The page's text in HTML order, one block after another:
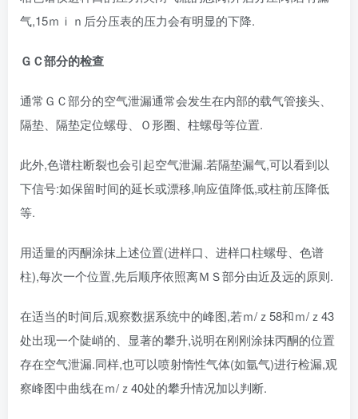
气,15ｍｉｎ后分压表的压力会有明显的下降.
ＧＣ部分的检查
通常ＧＣ部分的空气泄漏通常会发生在内部的载气管接头、
隔垫、隔垫定位螺母、Ｏ形圈、柱螺母等位置.
此外,色谱柱断裂也会引起空气泄漏.若隔垫漏气,可以看到以
下信号:如保留时间的延长或漂移,响应值降低,或柱前压降低
等.
用适量的丙酮涂抹上述位置(进样口、进样口柱螺母、色谱
柱),每次一个位置,先后顺序依照离ＭＳ部分由近及远的原则.
在适当的时间后,观察数据系统中的峰图,若ｍ/ｚ58和ｍ/ｚ43
处出现一个陡峭的、显著的攀升,说明在刚刚涂抹丙酮的位置
存在空气泄漏.同样,也可以喷射惰性气体(如氩气)进行检漏,观
察峰图中曲线在ｍ/ｚ40处的攀升情况加以判断.